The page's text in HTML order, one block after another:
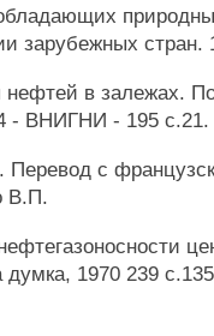
зарубежных стран.
нефтей в залежах.
- ВНИГНИ - 195 с.21.
Перевод с
В.П.
1970 239